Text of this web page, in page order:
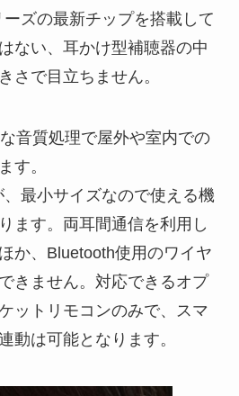
ズの最新チップを搭載して
ない、耳かけ型補聴器の中
さで目立ちません。
音質処理で屋外や室内での
す。
最小サイズなので使える機
ます。両耳間通信を利用し
か、Bluetooth使用のワイヤ
きません。対応できるオプ
ットリモコンのみで、スマ
動は可能となります。